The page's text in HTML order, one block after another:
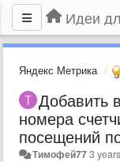
Идеи
Яндекс Метрика
Добавить
номера
посещений
Тимофей773